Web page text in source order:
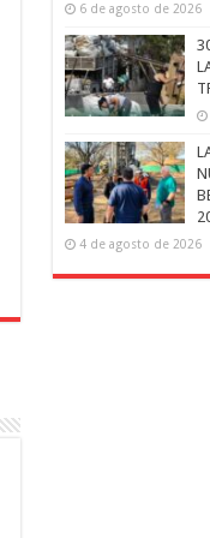
6 de agosto de 2026
4 de agosto de 2026